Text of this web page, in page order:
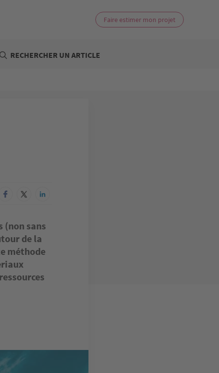
Faire estimer mon projet
RECHERCHER UN ARTICLE
(non sans
de la
méthode